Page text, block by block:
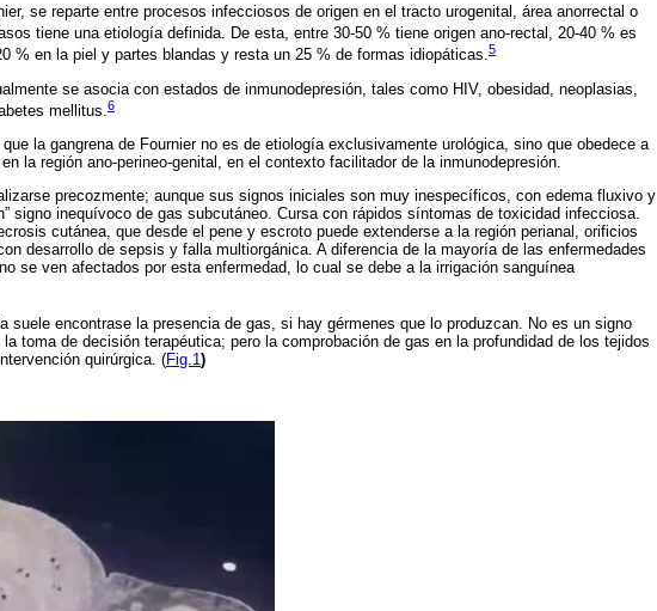
se reparte entre procesos infecciosos de origen en el tracto urogenital, área anorrectal o
tiene una etiología definida. De esta, entre 30-50 % tiene origen ano-rectal, 20-40 % es
% en la piel y partes blandas y resta un 25 % de formas idiopáticas.5
se asocia con estados de inmunodepresión, tales como HIV, obesidad, neoplasias,
mellitus.6
la gangrena de Fournier no es de etiología exclusivamente urológica, sino que obedece a
la región ano-perineo-genital, en el contexto facilitador de la inmunodepresión.
precozmente; aunque sus signos iniciales son muy inespecíficos, con edema fluxivo y
signo inequívoco de gas subcutáneo. Cursa con rápidos síntomas de toxicidad infecciosa.
cutánea, que desde el pene y escroto puede extenderse a la región perianal, orificios
desarrollo de sepsis y falla multiorgánica. A diferencia de la mayoría de las enfermedades
se ven afectados por esta enfermedad, lo cual se debe a la irrigación sanguínea
suele encontrase la presencia de gas, si hay gérmenes que lo produzcan. No es un signo
toma de decisión terapéutica; pero la comprobación de gas en la profundidad de los tejidos
quirúrgica. (Fig.1 )